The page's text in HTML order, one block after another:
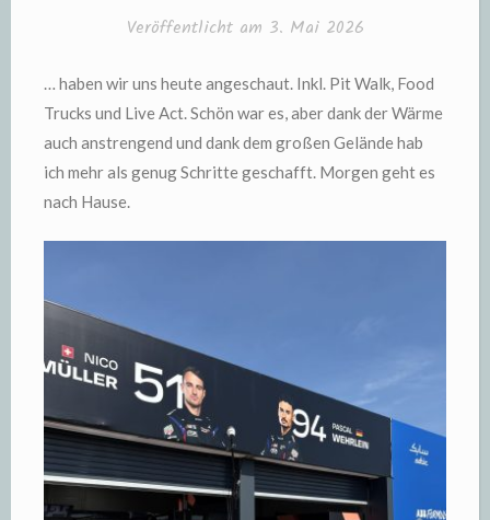
Veröffentlicht am 3. Mai 2026
… haben wir uns heute angeschaut. Inkl. Pit Walk, Food
Trucks und Live Act. Schön war es, aber dank der Wärme
auch anstrengend und dank dem großen Gelände hab
ich mehr als genug Schritte geschafft. Morgen geht es
nach Hause.